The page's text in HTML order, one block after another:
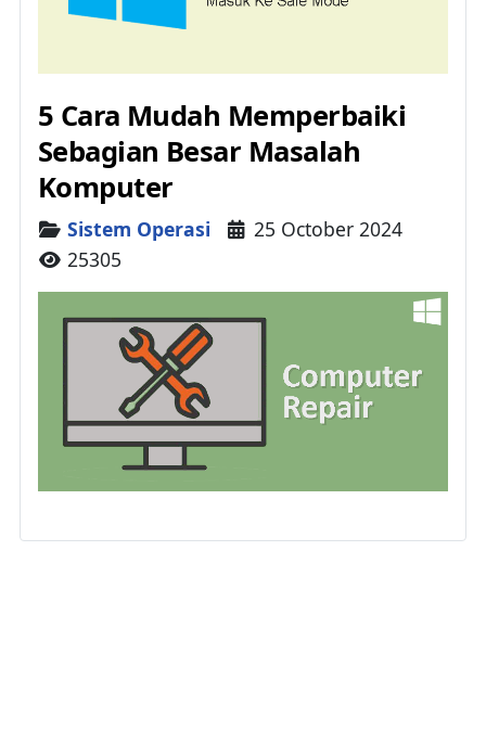
5 Cara Mudah Memperbaiki
Sebagian Besar Masalah
Komputer
Details
Sistem Operasi
25 October 2024
25305